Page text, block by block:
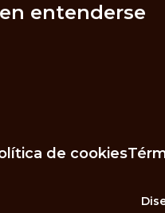
entenderse
de cookies